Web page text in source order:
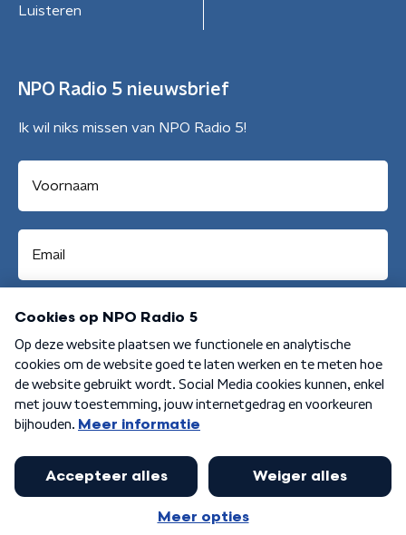
Luisteren
NPO Radio 5 nieuwsbrief
Ik wil niks missen van NPO Radio 5!
Aanmelden
Algemene voorwaarden